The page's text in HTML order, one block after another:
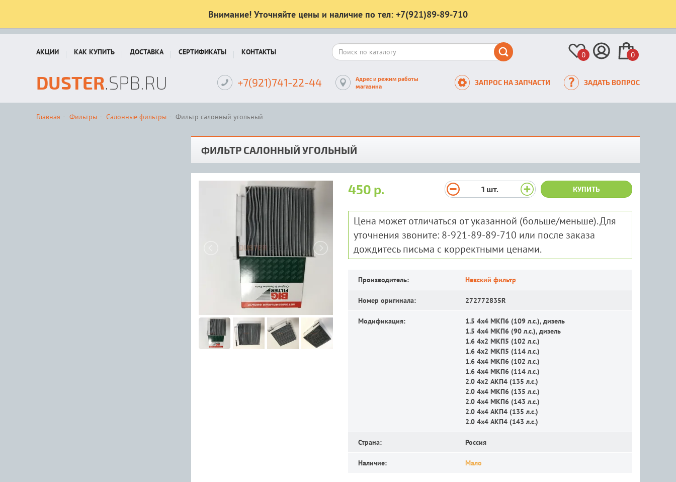
Внимание! Уточняйте цены и наличие по тел: +7(921)89-89-710
АКЦИИ КАК КУПИТЬ ДОСТАВКА СЕРТИФИКАТЫ КОНТАКТЫ 0 0
DUSTER.SPB.RU +7(921)741-22-44
Адрес и режим работы
магазина
ЗАПРОС НА ЗАПЧАСТИ ЗАДАТЬ ВОПРОС
Главная Фильтры Салонные фильтры Фильтр салонный угольный
ФИЛЬТР САЛОННЫЙ УГОЛЬНЫЙ
450 р. 1 шт. КУПИТЬ
Цена может отличаться от указанной (больше/меньше). Для
уточнения звоните: 8-921-89-89-710 или после заказа
дождитесь письма с корректными ценами.
Производитель: Невский фильтр
Номер оригинала: 272772835R
Модификация:
1.5 4x4 MКП6 (109 л.с.), дизель
1.5 4x4 MКП6 (90 л.с.), дизель
1.6 4x2 MКП5 (102 л.с.)
1.6 4x2 MКП5 (114 л.с.)
1.6 4x4 MКП6 (102 л.с.)
1.6 4x4 MКП6 (114 л.с.)
2.0 4x2 АКП4 (135 л.с.)
2.0 4x4 MКП6 (135 л.с.)
2.0 4x4 MКП6 (143 л.с.)
2.0 4x4 АКП4 (135 л.с.)
2.0 4x4 АКП4 (143 л.с.)
Страна: Россия
Наличие: Мало